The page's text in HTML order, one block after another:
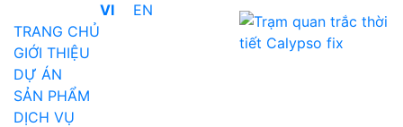
VI
EN
TRANG CHỦ
GIỚI THIỆU
DỰ ÁN
SẢN PHẨM
DỊCH VỤ